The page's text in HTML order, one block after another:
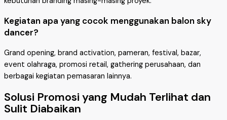
Kegiatan apa yang cocok menggunakan balon sky
dancer?
Grand opening, brand activation, pameran, festival, bazar,
event olahraga, promosi retail, gathering perusahaan, dan
berbagai kegiatan pemasaran lainnya.
Solusi Promosi yang Mudah Terlihat dan
Sulit Diabaikan